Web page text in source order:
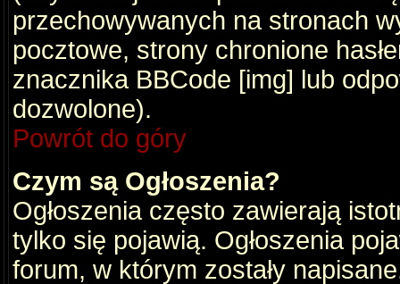
przechowywanych na stronach
pocztowe, strony chronione
znacznika BBCode [img] lub
dozwolone).
Powrót do góry
Czym są Ogłoszenia?
Ogłoszenia często zawierają
tylko się pojawią. Ogłoszenia
forum, w którym zostały